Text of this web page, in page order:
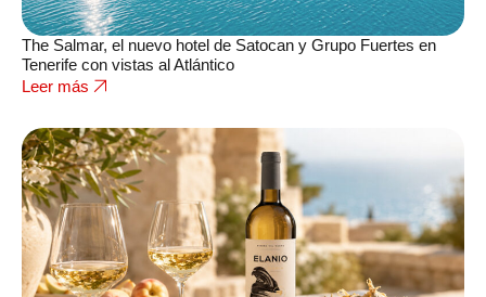
The Salmar, el nuevo hotel de Satocan y Grupo Fuertes en
Tenerife con vistas al Atlántico
Leer más